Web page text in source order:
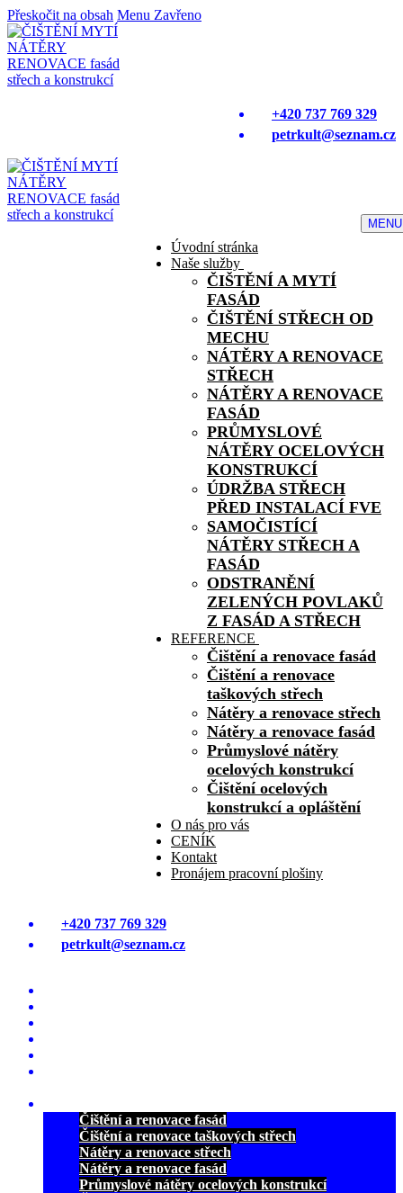
Přeskočit na obsah Menu Zavřeno
+420 737 769 329
petrkult@seznam.cz
MENU
Úvodní stránka
Naše služby
ČIŠTĚNÍ A MYTÍ
FASÁD
ČIŠTĚNÍ STŘECH OD
MECHU
NÁTĚRY A RENOVACE
STŘECH
NÁTĚRY A RENOVACE
FASÁD
PRŮMYSLOVÉ
NÁTĚRY OCELOVÝCH
KONSTRUKCÍ
ÚDRŽBA STŘECH
PŘED INSTALACÍ FVE
SAMOČISTÍCÍ
NÁTĚRY STŘECH A
FASÁD
ODSTRANĚNÍ
ZELENÝCH POVLAKŮ
Z FASÁD A STŘECH
REFERENCE
Čištění a renovace fasád
Čištění a renovace
taškových střech
Nátěry a renovace střech
Nátěry a renovace fasád
Průmyslové nátěry
ocelových konstrukcí
Čištění ocelových
konstrukcí a opláštění
O nás pro vás
CENÍK
Kontakt
Pronájem pracovní plošiny
+420 737 769 329
petrkult@seznam.cz
Čištění a renovace fasád
Čištění a renovace taškových střech
Nátěry a renovace střech
Nátěry a renovace fasád
Průmyslové nátěry ocelových konstrukcí